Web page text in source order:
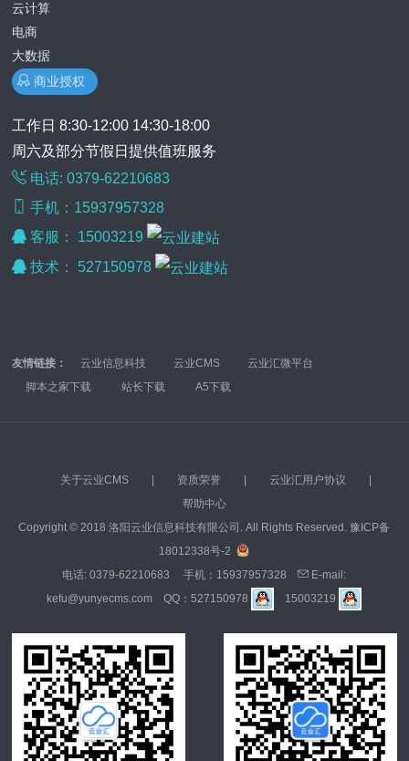
云计算
电商
大数据
商业授权
工作日 8:30-12:00 14:30-18:00
周六及部分节假日提供值班服务
电话: 0379-62210683
手机：15937957328
客服： 15003219
技术： 527150978
友情链接： 云业信息科技 云业CMS
云业汇微平台
脚本之家下载
站长下载 A5下载
关于云业CMS | 资质荣誉 | 云业汇用户协议
|
帮助中心
Copyright © 2018 洛阳云业信息科技有限公司. All Rights Reserved. 豫ICP备
18012338号-2
电话:0379-62210683 手机： 15937957328
E-mail:
kefu@yunyecms.com
QQ：527150978 15003219